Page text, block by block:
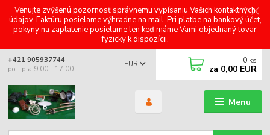
Venujte zvýšenú pozornosť správnemu vypísaniu Vašich kontaktných
údajov. Faktúru posielame výhradne na mail. Pri platbe na bankový účet,
pokyny na zaplatenie posielame len keď máme Vami objednaný tovar
fyzicky k dispozícii.
Menu
EUR
+421 905937744
po - pia 9:00 - 17:00
0 ks
za 0,00 EUR